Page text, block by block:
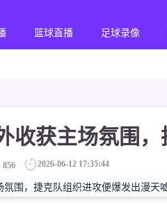
篮球直播 足球录像
856 2026-06-12 17:35:44